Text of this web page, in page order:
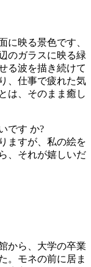
に映る景色です、
のガラスに映る緑
る波を描き続けて
、仕事で疲れた気
は、そのまま癒し
です か?
ますが、私の絵を
、それが嬉しいだ
から、大学の卒業
。モネの前に居ま